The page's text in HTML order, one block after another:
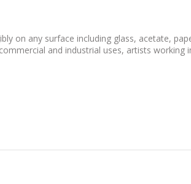
on any surface including glass, acetate,
and industrial uses, artists working